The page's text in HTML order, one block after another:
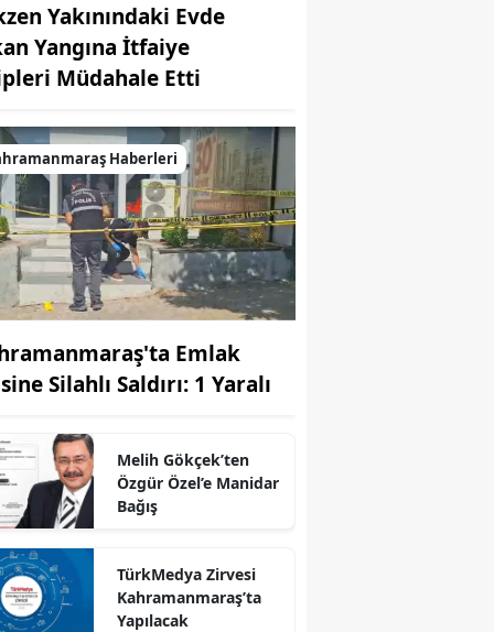
Yakınındaki Evde
Yangına İtfaiye
Müdahale Etti
Haberleri
Emlak
Silahlı Saldırı: 1 Yaralı
Melih Gökçek’ten
Özgür Özel’e Manidar
Bağış
TürkMedya Zirvesi
Kahramanmaraş’ta
Yapılacak